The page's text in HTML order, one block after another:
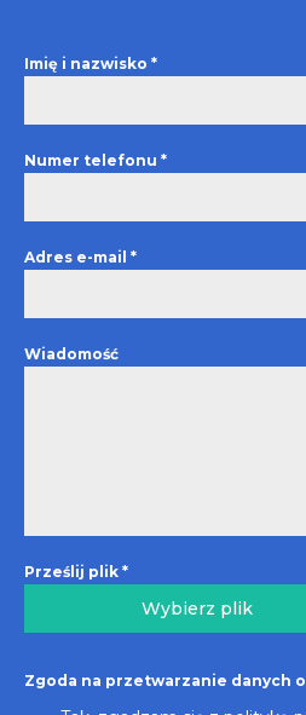
Imię i nazwisko *
Numer telefonu *
Adres e-mail *
Wiadomość
Prześlij plik *
Wybierz plik
Zgoda na przetwarzanie danych